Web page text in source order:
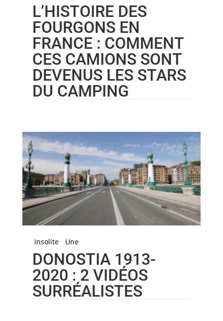
L’HISTOIRE DES
FOURGONS EN
FRANCE : COMMENT
CES CAMIONS SONT
DEVENUS LES STARS
DU CAMPING
Insolite Une
DONOSTIA 1913-
2020 : 2 VIDÉOS
SURRÉALISTES